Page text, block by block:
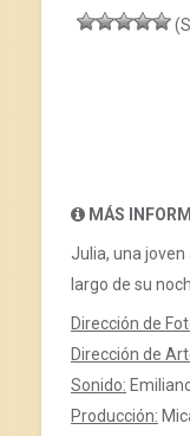
MÁS
Julia, una
largo de su
Dirección de
Dirección de
Sonido:
Producción: